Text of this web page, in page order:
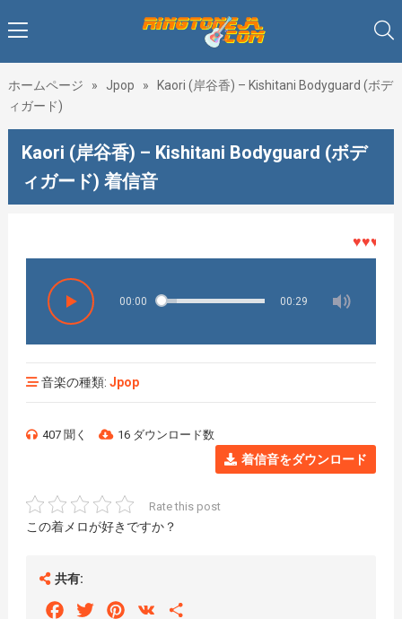
ホームページ » Jpop »
Kaori (岸谷香) – Kishitani Bodyguard (ボデ
ィガード)
Kaori (岸谷香) – Kishitani Bodyguard (ボデ
ィガード) 着信音
♥♥♥着メ
00:00 00:29
音楽の種類: Jpop
407 聞く 16 ダウンロード数
着信音をダウンロード
Rate this post
この着メロが好きですか？
共有:
FacebookTwitterPinterest
VK